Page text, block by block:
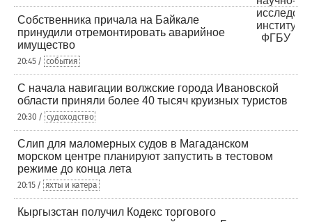
Собственника причала на Байкале
принудили отремонтировать аварийное
имущество
20:45 / события
С начала навигации волжские города Ивановской
области приняли более 40 тысяч круизных туристов
20:30 / судоходство
Слип для маломерных судов в Магаданском
морском центре планируют запустить в тестовом
режиме до конца лета
20:15 / яхты и катера
Кыргызстан получил Кодекс торгового